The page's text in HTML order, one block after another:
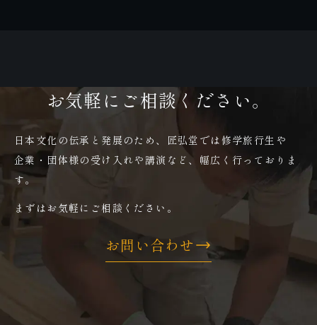
お気軽にご相談ください。
日本文化の伝承と発展のため、匠弘堂では修学旅行生や
企業・団体様の受け入れや講演など、幅広く行っておりま
す。
まずはお気軽にご相談ください。
お問い合わせ